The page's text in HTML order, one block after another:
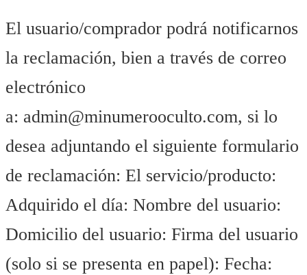
El usuario/comprador podrá notificarnos
la reclamación, bien a través de correo
electrónico
a: admin@minumerooculto.com, si lo
desea adjuntando el siguiente formulario
de reclamación: El servicio/producto:
Adquirido el día: Nombre del usuario:
Domicilio del usuario: Firma del usuario
(solo si se presenta en papel): Fecha: